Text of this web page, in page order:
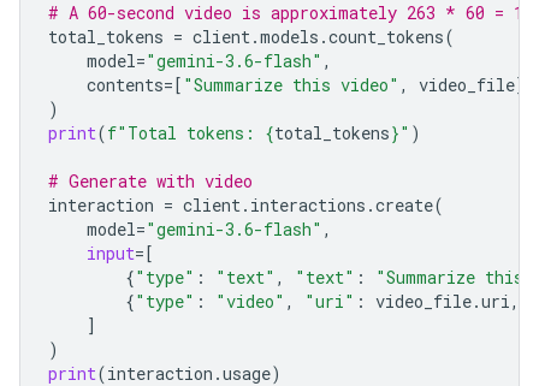
# A 60-second video is approximately 263 * 60 =
total_tokens = client.models .count_tokens(
model="gemini-3.6-flash" ,
contents=[ "Summarize this video" , video_file]
)
print(f"Total tokens: {total_tokens}" )
# Generate with video
interaction = client. interactions .create(
model="gemini-3.6-flash" ,
input=[
{"type" : "text" , "text" :
"Summarize this
{"type" : "video" , "uri" : video_file.uri,
]
)
print(interaction .usage)